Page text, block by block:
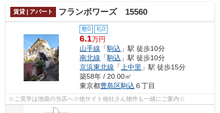
賃貸 | アパート フランボワーズ 15560
敷0 礼0
6.1万円
山手線 「駒込 」駅 徒歩10分
南北線 「駒込 」駅 徒歩10分
京浜東北線 「 上中里 」駅 徒歩15分
築58年 / 20.00㎡
東京都豊島区駒込 ６丁目
☆ご見学は池袋の当店へ☆他サイト他社さん物件も一緒にご案内☆